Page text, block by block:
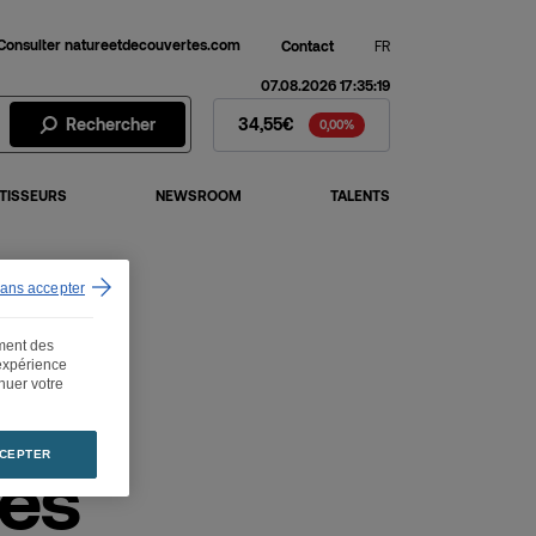
natureetdecouvertes.com Contact FR
Rechercher Action Fnac Darty - Cours de
07.08.2026 17:35:19
34,55€ 0,00%
NEWSROOM TALENTS
des
votre
accepter